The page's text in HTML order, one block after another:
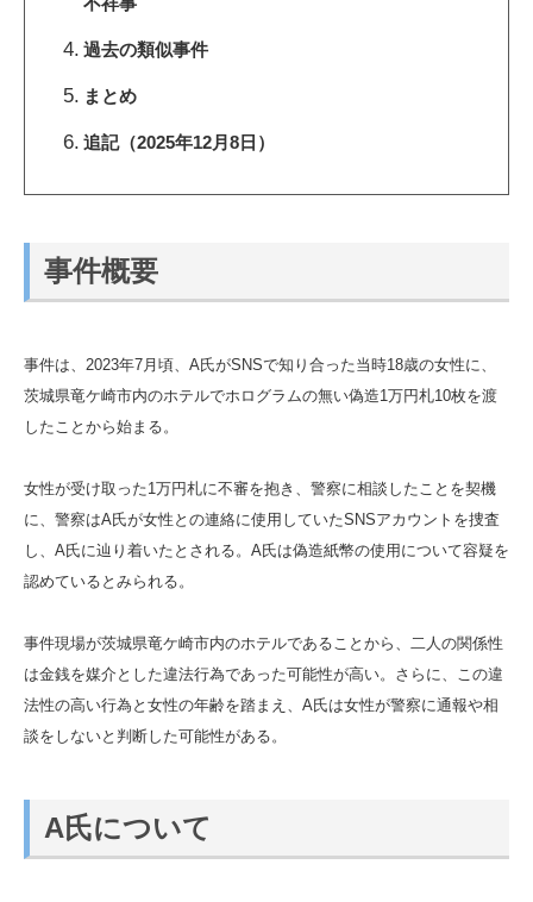
過去の類似事件
まとめ
追記（2025年12月8日）
事件概要
事件は、2023年7月頃、A氏がSNSで知り合った当時18歳の女性に、
茨城県竜ケ崎市内のホテルでホログラムの無い偽造1万円札10枚を渡
したことから始まる。
女性が受け取った1万円札に不審を抱き、警察に相談したことを契機
に、警察はA氏が女性との連絡に使用していたSNSアカウントを捜査
し、A氏に辿り着いたとされる。A氏は偽造紙幣の使用について容疑を
認めているとみられる。
事件現場が茨城県竜ケ崎市内のホテルであることから、二人の関係性
は金銭を媒介とした違法行為であった可能性が高い。さらに、この違
法性の高い行為と女性の年齢を踏まえ、A氏は女性が警察に通報や相
談をしないと判断した可能性がある。
A氏について